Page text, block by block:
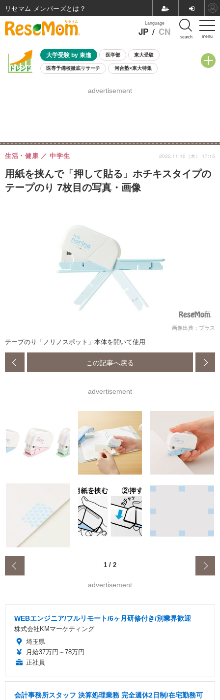
menu
Language
JP / CN search
大学受験 by 東進 医学部 東大受験
医専予備校徹底リサーチ 河合塾×東大特集
8月開催学校説明会・相談会
advertisement
用紙を挟んで「押して貼る」ホチキスタイプの
テープのり 7枚目の写真・画像
生活・健康 中学生 2022.11.10（木） 17:15
画像出典：プラス
テープのり「ノリノスポット」本体を開いて使用
この記事へ戻る
advertisement
1 / 2
advertisement
WEBエンジニア/フルリモート/6ヶ月研修付き/別業界歓迎
株式会社KMマーケティング
埼玉県
月給37万円～78万円
正社員
会計事務所スタッフ 決算処理業務 完全週休2日制/在宅勤務可
リセマム メンバーズ